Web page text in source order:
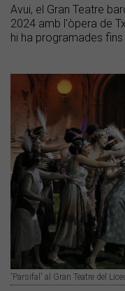
Avui, el Gran Teatre
2024 amb l'òpera de
hi ha programades
'Parsifal' al Gran Teatre del